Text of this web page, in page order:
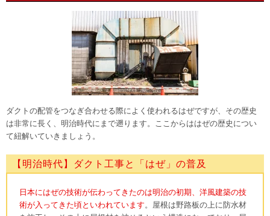
ダクトの配管をつなぎ合わせる際によく使われるはぜですが、その歴史
は非常に長く、明治時代にまで遡ります。ここからははぜの歴史につい
て紐解いていきましょう。
【明治時代】ダクト工事と「はぜ」の普及
日本にはぜの技術が伝わってきたのは明治の初期、洋風建築の技
術が入ってきた頃といわれています 。屋根は野路板の上に防水材